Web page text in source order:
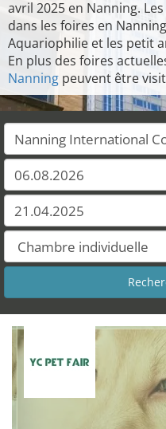
avril 2025 en Nanning.
dans les foires en
Aquariophilie et les petit
En plus des foires
Nanning peuvent être